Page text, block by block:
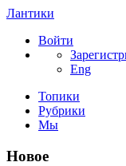
Лантики
Войти
Eng
Топики
Рубрики
Мы
Новое